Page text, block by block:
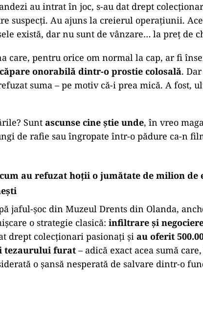
au intrat în joc, s-au dat drept
suspecți. Au ajuns la creierul operațiunii.
există, dar nu sunt de vânzare… la preț de
care, pentru orice om normal la cap, ar fi
onorabilă dintr-o prostie colosală.
suma – pe motiv că-i prea mică. A fost,
Sunt ascunse cine știe unde, în vreo
de rafie sau îngropate într-o pădure ca-n
au refuzat hoții o jumătate de milion de
jaful-șoc din Muzeul Drents din Olanda,
o strategie clasică: infiltrare și
drept colecționari pasionați și au oferit
tezaurului furat – adică exact acea sumă
o șansă nesperată de salvare dintr-o